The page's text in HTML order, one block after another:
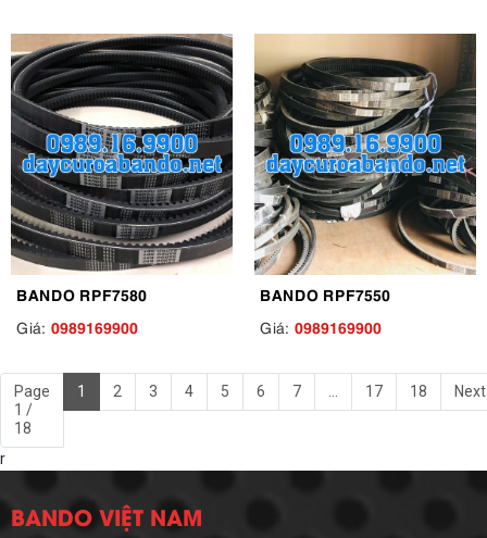
BANDO RPF7580
Giá: 0989169900
BANDO RPF7550
Giá: 0989169900
Page
1 /
18
1 2 3 4 5 6 7 17 18 Next
r
BANDO VIỆT NAM